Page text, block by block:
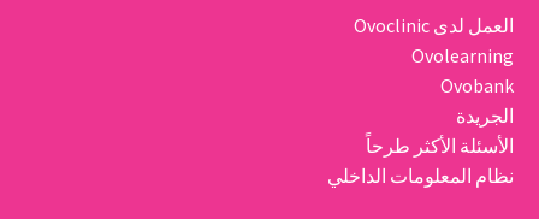
العمل لدى Ovoclinic
Ovolearning
Ovobank
الجريدة
الأسئلة الأكثر طرحاً
نظام المعلومات الداخلي